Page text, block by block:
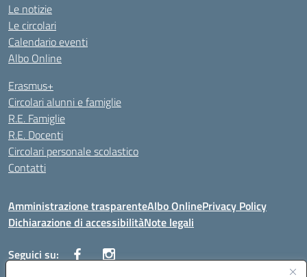
Le notizie
Le circolari
Calendario eventi
Albo Online
Erasmus+
Circolari alunni e famiglie
R.E. Famiglie
R.E. Docenti
Circolari personale scolastico
Contatti
Amministrazione trasparenteAlbo OnlinePrivacy Policy
Dichiarazione di accessibilitàNote legali
Seguici su: